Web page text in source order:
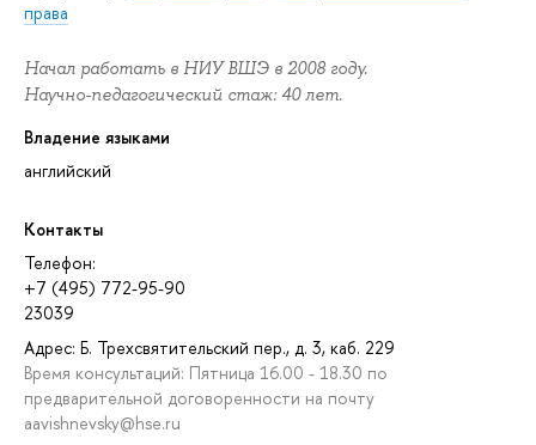
права
Начал работать в НИУ ВШЭ в 2008 году.
Научно-педагогический стаж: 40 лет.
Владение языками
английский
Контакты
Телефон:
+7 (495) 772-95-90
23039
Адрес: Б. Трехсвятительский пер., д. 3, каб. 229
Время консультаций: Пятница 16.00 - 18.30 по
предварительной договоренности на почту
aavishnevsky@hse.ru